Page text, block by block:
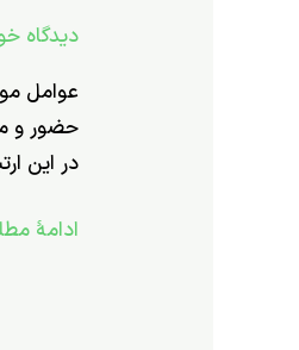
دیدگاه‌
در این
بر
ادامۀ